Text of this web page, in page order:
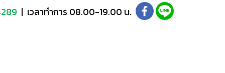
| เวลาทำการ 08.00-19.00 น.